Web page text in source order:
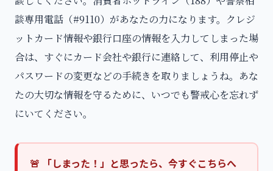
談専用電話（#9110）があなたの力になります。クレジ
ットカード情報や銀行口座の情報を入力してしまった場
合は、すぐにカード会社や銀行に連絡して、利用停止や
パスワードの変更などの手続きを取りましょうね。あな
たの大切な情報を守るために、いつでも警戒心を忘れず
にいてください。
🚨 「しまった！」と思ったら、今すぐこちらへ